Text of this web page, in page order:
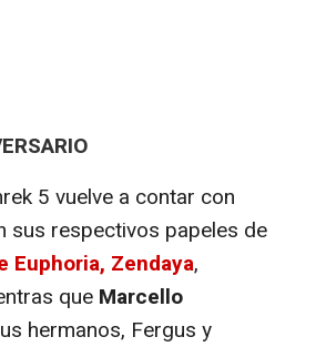
5 vuelve a contar con
sus respectivos papeles de
Euphoria, Zendaya,
que Marcello
hermanos, Fergus y